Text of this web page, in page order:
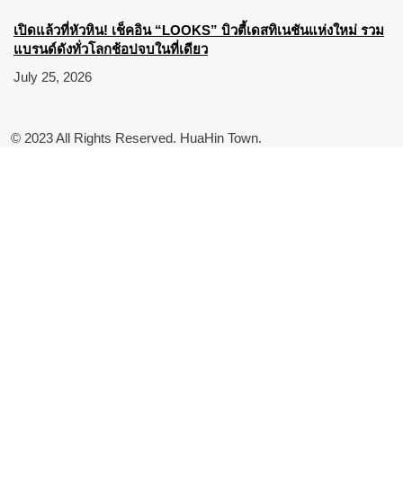
เปิดแล้วที่หัวหิน! เช็คอิน “LOOKS” บิวตี้เดสทิเนชันแห่งใหม่ รวม
แบรนด์ดังทั่วโลกช้อปจบในที่เดียว
July 25, 2026
© 2023 All Rights Reserved. HuaHin Town.